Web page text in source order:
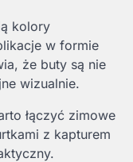
kolory
w formie
że buty są nie
wizualnie.
łączyć zimowe
z kapturem